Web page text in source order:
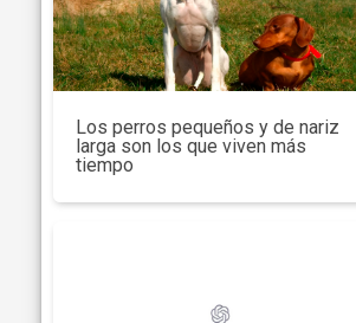
Los perros pequeños y de nariz
larga son los que viven más
tiempo